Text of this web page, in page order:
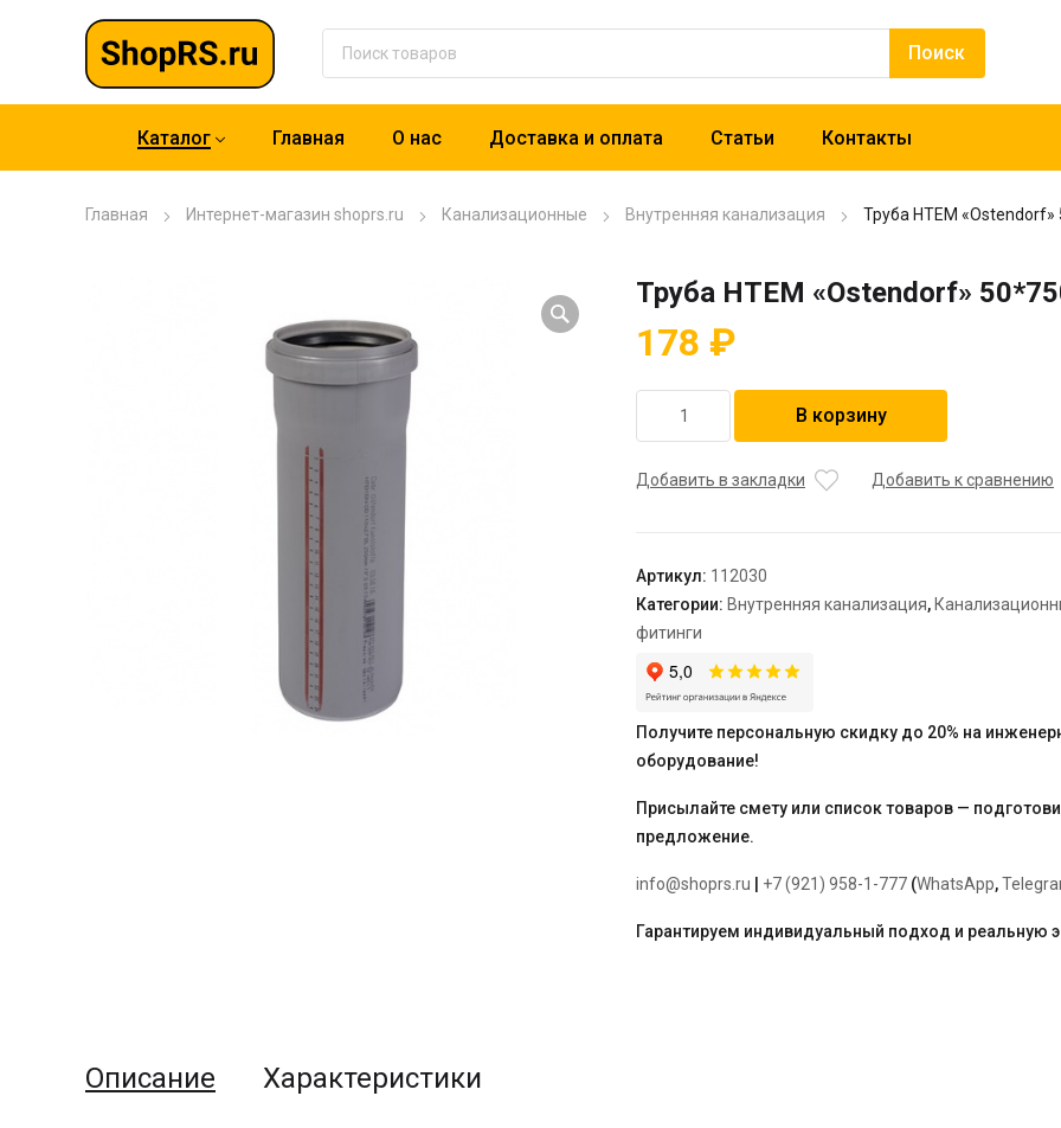
Каталог Главная О нас Доставка и оплата Статьи Контакты
Главная Интернет-магазин shoprs.ru Канализационные Внутренняя канализация Труба НТЕМ «Ostendorf»
Труба НТЕМ «Ostendorf»
178 ₽
товара
НТЕМ
В корзину
Добавить в закладки Добавить к сравнению
Артикул: 112030
Категории: Внутренняя канализация,
фитинги
Получите персональную скидку до 20% на
оборудование!
Присылайте смету или список товаров —
предложение.
info@shoprs.ru +7 (921) 958-1-777 (WhatsApp,
Гарантируем индивидуальный подход и реальную
Описание Характеристики